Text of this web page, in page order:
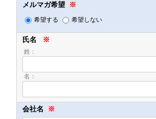
https://www.nttdata-bizsys.co.jp/privacy/treatment.html
メルマガ希望 ※
希望する 希望しない
氏名 ※
姓：
名：
会社名 ※